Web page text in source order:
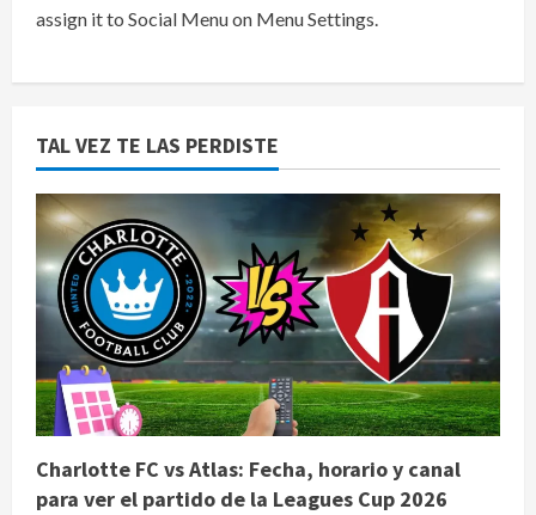
assign it to Social Menu on Menu Settings.
TAL VEZ TE LAS PERDISTE
Charlotte FC vs Atlas: Fecha, horario y canal
para ver el partido de la Leagues Cup 2026